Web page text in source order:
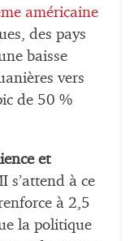
américaine
des pays
baisse
vers
de 50 %
et
s’attend à ce
à 2,5
la politique